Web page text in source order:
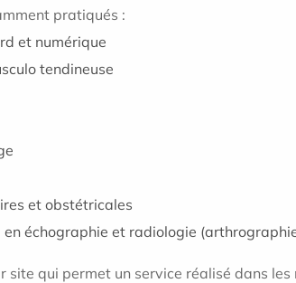
pratiqués :
et numérique
tendineuse
et obstétricales
échographie et radiologie
site qui permet un service réalisé dans